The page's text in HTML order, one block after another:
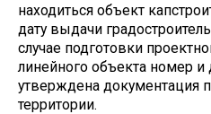
находиться объект
дату выдачи
случае подготовки
линейного объекта номер
утверждена документация
территории.